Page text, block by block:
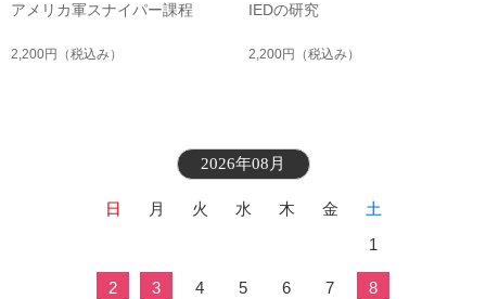
アメリカ軍スナイパー課程
2,200円 （税込み）
IEDの研究
2,200円 （税込み）
2026年08月
日 月 火 水 木 金
土
1
2 3 4 5 6 7 8